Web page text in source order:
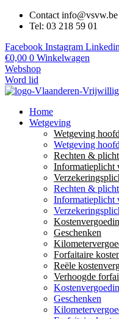
Contact info@vsvw.be
Tel: 03 218 59 01
Facebook Instagram Linkedin
€0,00 0 Winkelwagen
Webshop
Word lid
Home
Wetgeving
Wetgeving
Wetgeving
Rechten &
Informatieplicht
Rechten &
Informatieplicht
Geschenken
Forfaitaire
Reële
Verhoogde
Geschenken